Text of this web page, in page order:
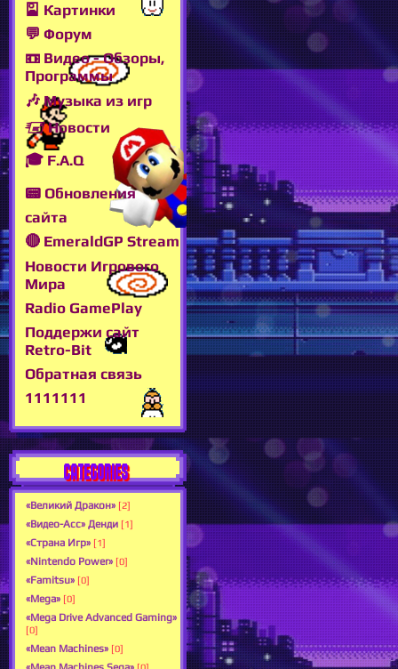
🎴 Картинки
💬 Форум
📼 Видео - Обзоры,
Программы
🎶 Музыка из игр
🖅 Новости
🎓 F.A.Q
📟 Обновления
сайта
🔴 EmeraldGP Stream
Новости Игрового
Мира
Radio GamePlay
Поддержи сайт
Retro-Bit
Обратная связь
1111111
CATEGORIES
«Великий Дракон» [2]
«Видео-Асс» Денди [1]
«Страна Игр» [1]
«Nintendo Power» [0]
«Famitsu» [0]
«Mega» [0]
«Mega Drive Advanced Gaming»
[0]
«Mean Machines» [0]